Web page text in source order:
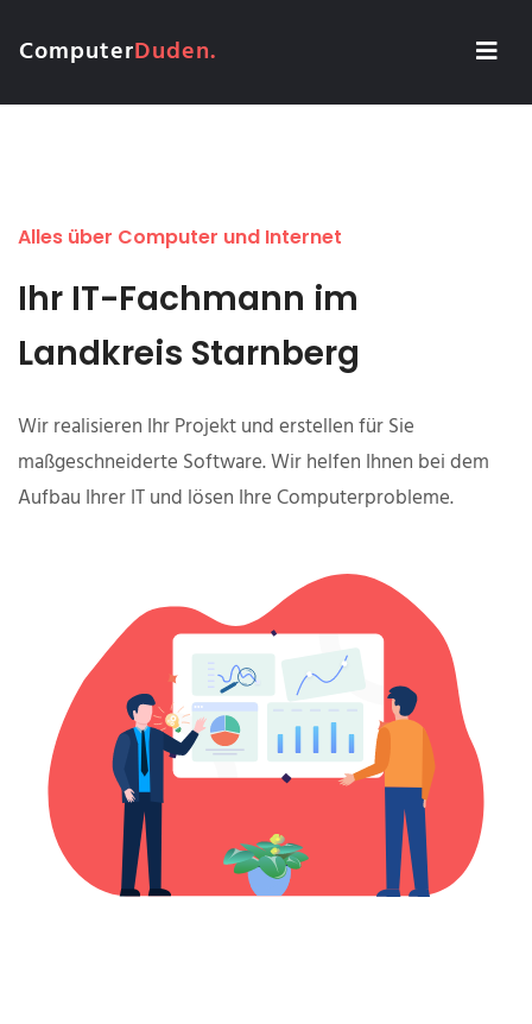
ComputerDuden.
Alles über Computer und Internet
Ihr IT-Fachmann im
Landkreis Starnberg
Wir realisieren Ihr Projekt und erstellen für Sie
maßgeschneiderte Software. Wir helfen Ihnen bei dem
Aufbau Ihrer IT und lösen Ihre Computerprobleme.